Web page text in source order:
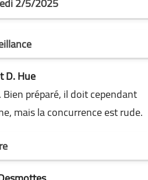
D. Hue
préparé, il doit cependant
mais la concurrence est rude.